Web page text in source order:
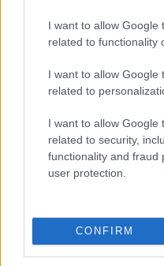
I want to allow Google
related to functionality
I want to allow Google
related to
I want to allow Google
related to security,
functionality and fraud
user protection.
CONFIRM
No es tu imaginación
¿Ves caras en enchufes,